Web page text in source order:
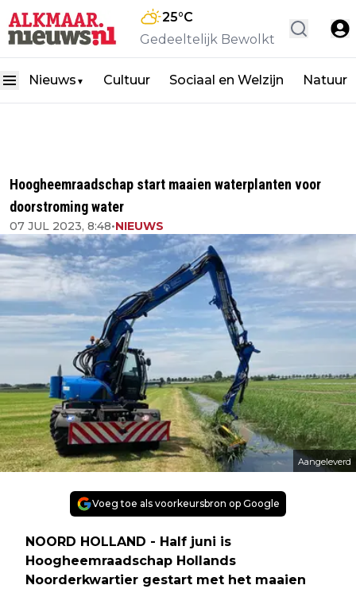
25°C
Gedeeltelijk Bewolkt
Nieuws ▼ Cultuur Sociaal en Welzijn Natuur
Hoogheemraadschap start maaien waterplanten voor
doorstroming water
07 JUL 2023, 8:48•NIEUWS
Aangeleverd
Voeg toe als voorkeursbron op Google
NOORD HOLLAND - Half juni is
Hoogheemraadschap Hollands
Noorderkwartier gestart met het maaien